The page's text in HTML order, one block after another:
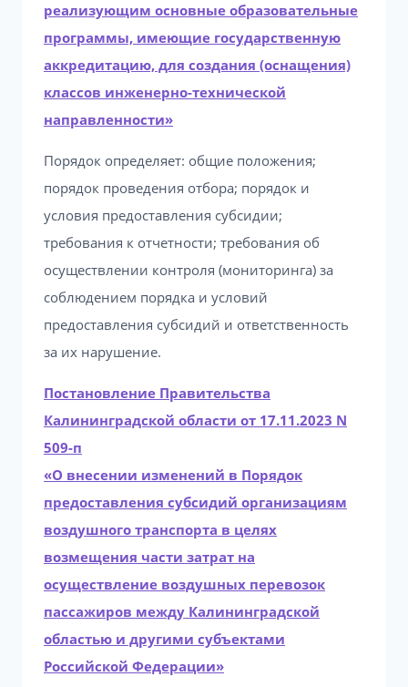
реализующим основные образовательные
программы, имеющие государственную
аккредитацию, для создания (оснащения)
классов инженерно-технической
направленности»
Порядок определяет: общие положения;
порядок проведения отбора; порядок и
условия предоставления субсидии;
требования к отчетности; требования об
осуществлении контроля (мониторинга) за
соблюдением порядка и условий
предоставления субсидий и ответственность
за их нарушение.
Постановление Правительства
Калининградской области от 17.11.2023 N
509-п
«О внесении изменений в Порядок
предоставления субсидий организациям
воздушного транспорта в целях
возмещения части затрат на
осуществление воздушных перевозок
пассажиров между Калининградской
областью и другими субъектами
Российской Федерации»